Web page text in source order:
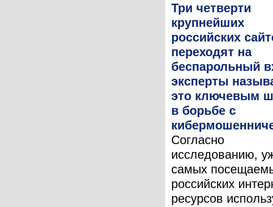
Три четверти
крупнейших
российских
переходят на
беспарольный
эксперты
это ключевым
в борьбе с
Согласно
исследованию,
самых
российских
ресурсов